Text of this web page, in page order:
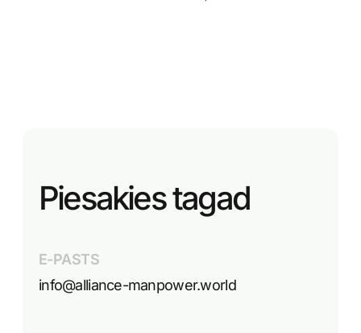
Piesakies tagad
E-PASTS
info@alliance-manpower.world